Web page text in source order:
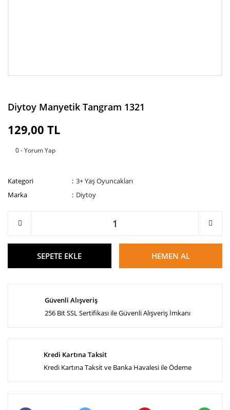
Diytoy Manyetik Tangram 1321
129,00 TL
0 - Yorum Yap
Kategori
3+ Yaş Oyuncakları
Marka
Diytoy
SEPETE EKLE HEMEN AL
Güvenli Alışveriş
256 Bit SSL Sertifikası ile Güvenli Alışveriş İmkanı
Kredi Kartına Taksit
Kredi Kartına Taksit ve Banka Havalesi ile Ödeme